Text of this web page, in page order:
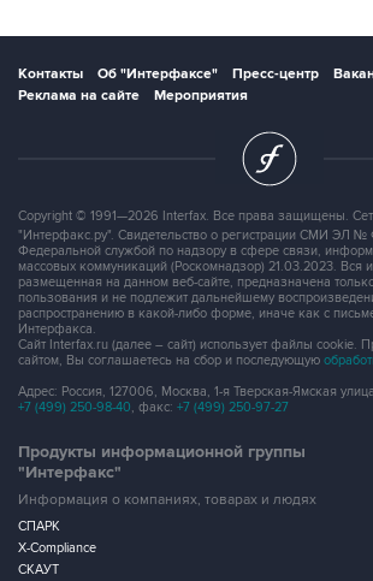
Контакты Об "Интерфаксе" Пресс-центр
Реклама на сайте
Мероприятия
Copyright © 1991—2026 Interfax. Все права защищены.
"Интерфакс.ру". Свидетельство о регистрации СМИ ЭЛ
Федеральной службой по надзору в сфере связи,
массовых коммуникаций (Роскомнадзор) 21.03.2023. Вся
размещенная на данном веб-сайте, предназначена
пользования и не подлежит дальнейшему
распространению в какой-либо форме, иначе как с
Интерфакса.
Сайт Interfax.ru (далее – сайт) использует файлы cookie.
сайтом, Вы соглашаетесь на сбор и последующую
Адрес: Россия, 127006, Москва, 1-я Тверская-Ямская
+7 (499) 250-98-40, факс: +7 (499) 250-97-27
Продукты информационной группы
"Интерфакс"
Информация о компаниях, товарах и людях
СПАРК
X-Compliance
СКАУТ